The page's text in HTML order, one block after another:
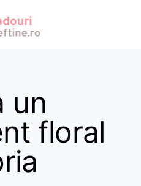
un
floral